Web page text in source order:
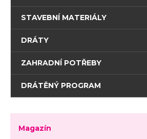
STAVEBNÍ MATERIÁLY
DRÁTY
ZAHRADNÍ POTŘEBY
DRÁTĚNÝ PROGRAM
Magazín